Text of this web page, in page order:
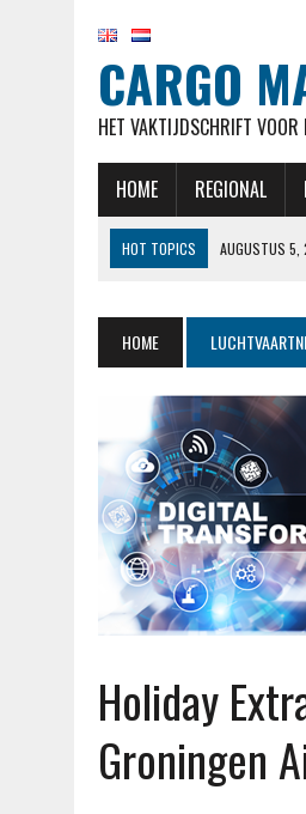
CARGO
HET VAKTIJDSCHRIFT
HOME REGIONAL
HOT TOPICS AUGUSTUS
AUGUSTUS 5, 2026 |
AUGUSTUS 5, 2026 |
HOME
Holiday
Groningen